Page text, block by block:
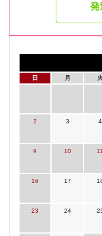
発
日 月 火
2 3 4
9 10 11
16 17
23 24